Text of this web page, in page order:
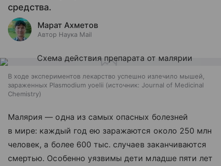
средства.
Марат Ахметов
Автор Наука Mail
В ходе экспериментов лекарство успешно излечило мышей,
зараженных Plasmodium yoelii
источник: Journal of Medicinal
Chemistry
Малярия — одна из самых опасных болезней
в мире: каждый год ею заражаются около 250 млн
человек, а более 600 тыс. случаев заканчиваются
смертью. Особенно уязвимы дети младше пяти лет